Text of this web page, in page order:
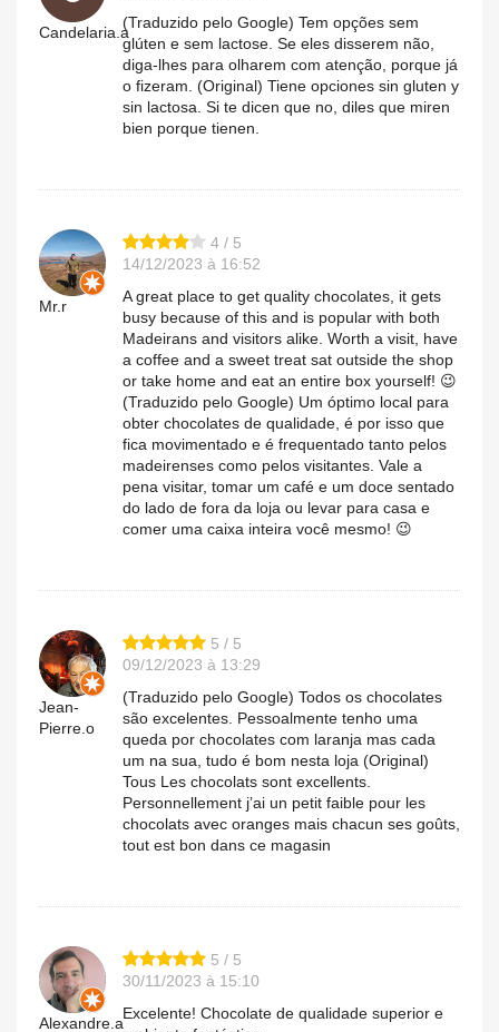
Candelaria.a
(Traduzido pelo Google) Tem opções sem
glúten e sem lactose. Se eles disserem não,
diga-lhes para olharem com atenção, porque já
o fizeram. (Original) Tiene opciones sin gluten y
sin lactosa. Si te dicen que no, diles que miren
bien porque tienen.
Mr.r
4 / 5
14/12/2023 à 16:52
A great place to get quality chocolates, it gets
busy because of this and is popular with both
Madeirans and visitors alike. Worth a visit, have
a coffee and a sweet treat sat outside the shop
or take home and eat an entire box yourself! 😉
(Traduzido pelo Google) Um óptimo local para
obter chocolates de qualidade, é por isso que
fica movimentado e é frequentado tanto pelos
madeirenses como pelos visitantes. Vale a
pena visitar, tomar um café e um doce sentado
do lado de fora da loja ou levar para casa e
comer uma caixa inteira você mesmo! 😉
Jean-
Pierre.o
5 / 5
09/12/2023 à 13:29
(Traduzido pelo Google) Todos os chocolates
são excelentes. Pessoalmente tenho uma
queda por chocolates com laranja mas cada
um na sua, tudo é bom nesta loja (Original)
Tous Les chocolats sont excellents.
Personnellement j’ai un petit faible pour les
chocolats avec oranges mais chacun ses goûts,
tout est bon dans ce magasin
Alexandre.a
5 / 5
30/11/2023 à 15:10
Excelente! Chocolate de qualidade superior e